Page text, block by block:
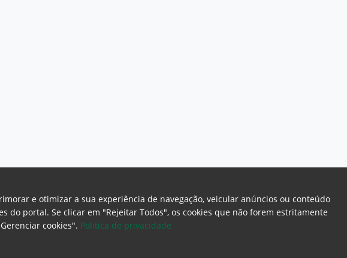
e otimizar a sua experiência de navegação, veicular anúncios ou conteúdo
do portal. Se clicar em "Rejeitar Todos", os cookies que não forem estritamente
cookies". Politica de privacidade